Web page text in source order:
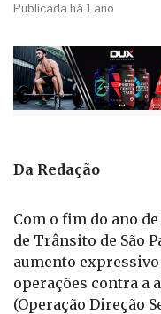
Publicada há 1 ano
Da Redação
Com o fim do ano
de Trânsito de São
aumento
operações contra a
(Operação Direção